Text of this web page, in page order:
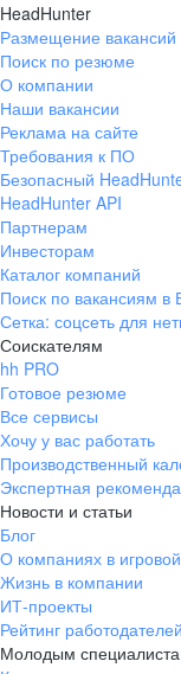
HeadHunter
Размещение вакансий
Поиск по резюме
О компании
Наши вакансии
Реклама на сайте
Требования к ПО
Безопасный
HeadHunter API
Партнерам
Инвесторам
Каталог компаний
Поиск по вакансиям в
Сетка: соцсеть для
Соискателям
hh PRO
Готовое резюме
Все сервисы
Хочу у вас работать
Производственный
Экспертная
Новости и статьи
Блог
О компаниях в
Жизнь в компании
ИТ-проекты
Рейтинг
Молодым